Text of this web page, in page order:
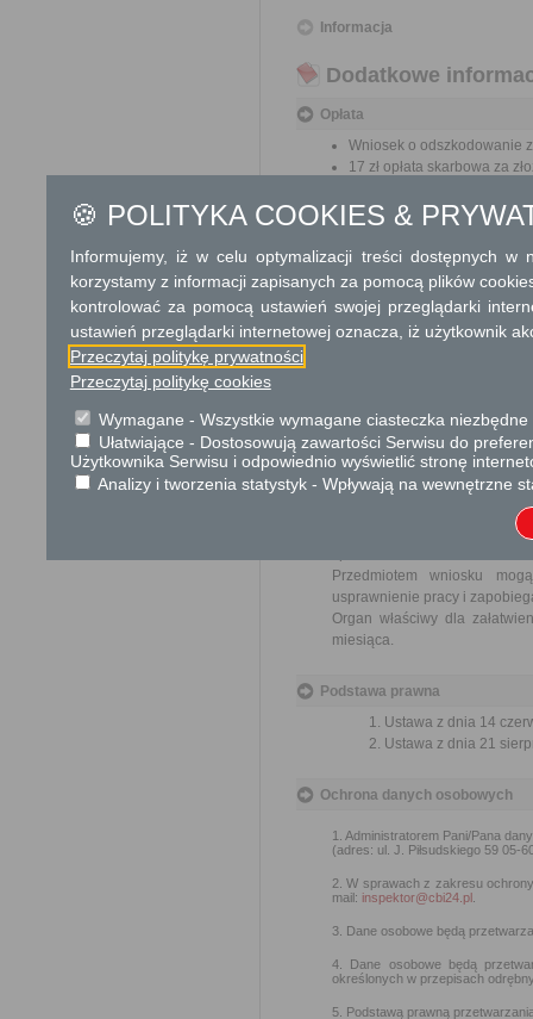
Informacja
Dodatkowe
Opłata
Wniosek o odszkodowanie
17 zł opłata skarbowa za
Informacje o płatnościach
Numer rachunku bankowego:
Nazwa odbiorcy rachunku
Powiat Grójecki
placówce pocztowej
Skargi i wnioski
Przedmiotem skargi może
ich pracowników, naruszenie
Przedmiotem wniosku
usprawnienie pracy i
Organ właściwy dla
miesiąca.
Podstawa prawna
Ustawa z dnia 14
Ustawa z dnia 21
Ochrona danych osobowych
1. Administratorem Pani/Pana
(adres: ul. J. Piłsudskiego 59 05-
2. W sprawach z zakresu
mail: inspektor@cbi24.pl
3. Dane osobowe będą
4. Dane osobowe będą
określonych w przepisach
5. Podstawą prawną
🍪 POLITYKA COOKIES &
Informujemy, iż w celu optymalizacji treści dostępnych w
korzystamy z informacji zapisanych za pomocą plików
kontrolować za pomocą ustawień swojej przeglądarki
ustawień przeglądarki internetowej oznacza, iż użytkownik
Przeczytaj politykę prywatności
Przeczytaj politykę cookies
Wymagane - Wszystkie wymagane ciasteczka
Ułatwiające - Dostosowują zawartości Serwisu do
Użytkownika Serwisu i odpowiednio wyświetlić stronę
Analizy i tworzenia statystyk - Wpływają na wewnętrzne